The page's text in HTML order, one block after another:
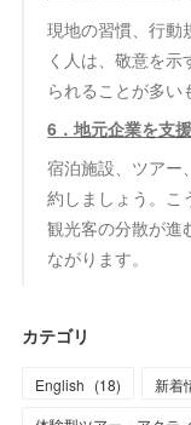
現地の習慣、行動
く人は、敬意を示
られることが多い
6．地元企業を支
宿泊施設、ツアー
約しましょう。こ
観光客の分散が進
ながります。
カテゴリ
English (18) 新着